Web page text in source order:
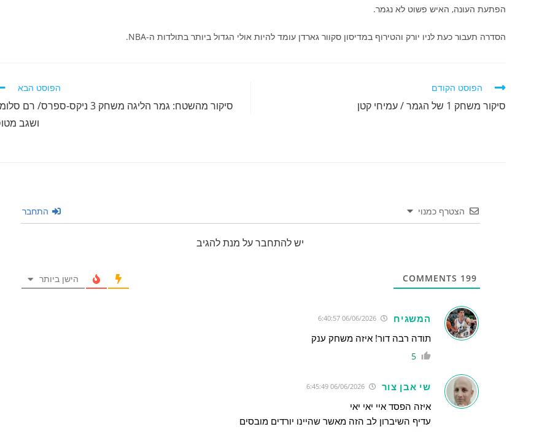
הפתעת העונה, האיש פשוט לא נגמר.
הסדרה תעבור כעת לניו יורק והטירוף במדיסון סקוור גארדן עומד להיות אולי הגדול ביותר בתולדות ה-NBA.
לקרוא
נוספים
הפוסט הקודם
סיקור משחק 1 של הגמר / עמיחי קטן
הפוסט הבא
סיקור מהשטח: גמר הליגה משחק 3 ניקס-ספרס/ רם
ושגב
הצטרף כמנוי התחבר
יש להתחבר על מנת להגיב
199 הישן ביותר
המשגיח
תודה רבה דור! איזה משחק ענק
5
שי אבן צור 06/06/2026 6:45:49
איזה הפסד איי יאי יאי
עדיף השיברון לב הזה מאשר שהיינו יורדים מובסים